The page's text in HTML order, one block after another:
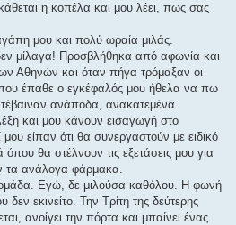
η κοπέλα και μου λέει, πως σας
μου και πολύ ωραία μιλάς.
μίλαγα! Προσβλήθηκα από αφωνία και
Αθηνών και όταν πήγα τρόμαξαν οι
που έπαθε ο εγκέφαλός μου ήθελα να πω
ανάποδα, ανακατεμένα.
και μου κάνουν εισαγωγή στο
είπαν ότι θα συνεργαστούν με ειδικό
θα στέλνουν τις εξετάσεις μου για
ανάλογα φάρμακα.
Εγώ, δε μιλούσα καθόλου. Η φωνή
εκινείτο. Την Τρίτη της δεύτερης
ανοίγει την πόρτα και μπαίνει ένας